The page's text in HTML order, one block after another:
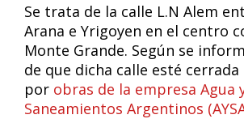
Se trata de la calle L.N Alem
Arana e Yrigoyen en el centro
Monte Grande. Según se
de que dicha calle esté
por obras de la empresa Agua
Saneamientos Argentinos